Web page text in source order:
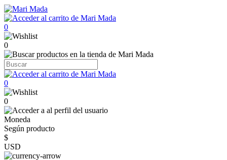
0
0
0
0
Moneda
Según producto
$
USD